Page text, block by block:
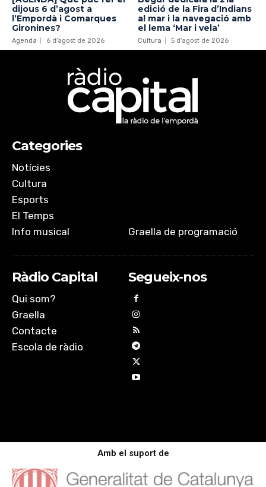
dijous 6 d’agost a
l’Empordà i Comarques
Gironines?
Agenda 6 d'agost de 2026
edició de la Fira d’Indians
al mar i la navegació amb
el lema ‘Mar i vela’
Cultura 5 d'agost de 2026
Categories
Notícies
Cultura
Esports
El Temps
Info musical
Graella de programació
Ràdio Capital
Qui som?
Graella
Contacte
Escola de ràdio
Segueix-nos
Amb el suport de